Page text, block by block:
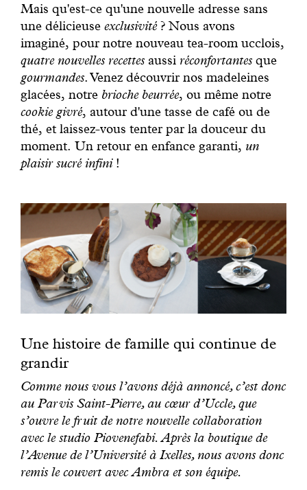
Mais qu'est-ce qu'une nouvelle adresse sans
une délicieuse exclusivité? Nous avons
imaginé, pour notre nouveau tea-room ucclois,
quatre nouvelles recettesaussi réconfortantesque
gourmandes. Venez découvrir nos madeleines
glacées, notre brioche beurrée, ou même notre
cookie givré, autour d'une tasse de café ou de
thé, et laissez-vous tenter par la douceur du
moment. Un retour en enfance garanti, un
plaisir sucré infini!
Une histoire de famille qui continue de
grandir
Comme nous vous l’avons déjà annoncé, c’est donc
au Parvis Saint-Pierre, au cœur d’Uccle, que
s’ouvre le fruit de notre nouvelle collaboration
avec le studio Piovenefabi. Après la boutique de
l’Avenue de l’Université à Ixelles, nous avons donc
remis le couvert avec Ambra et son équipe.